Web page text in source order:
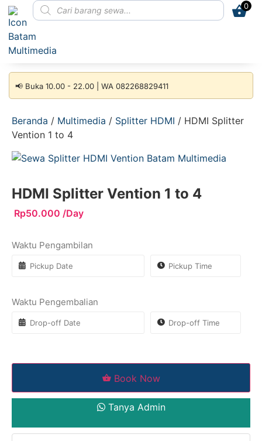
0
📢 Buka 10.00 - 22.00 | WA 082268829411
Beranda / Multimedia / Splitter HDMI / HDMI Splitter
Vention 1 to 4
HDMI Splitter Vention 1 to 4
Rp50.000 /Day
Waktu Pengambilan
Waktu Pengembalian
Book Now
Tanya Admin